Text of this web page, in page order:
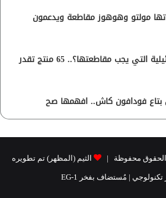
مولتو وهوهوز مقاطعة ويدعمون
ما هي المنتجات الإسرائيلية التي يجب مقاطعتها؟.. 65 منتج تقدر
بتاع فودافون كاش.. افهمها صح
الثيم (المظهر) تم تطويره
| مُستضاف بفخر 1-EG